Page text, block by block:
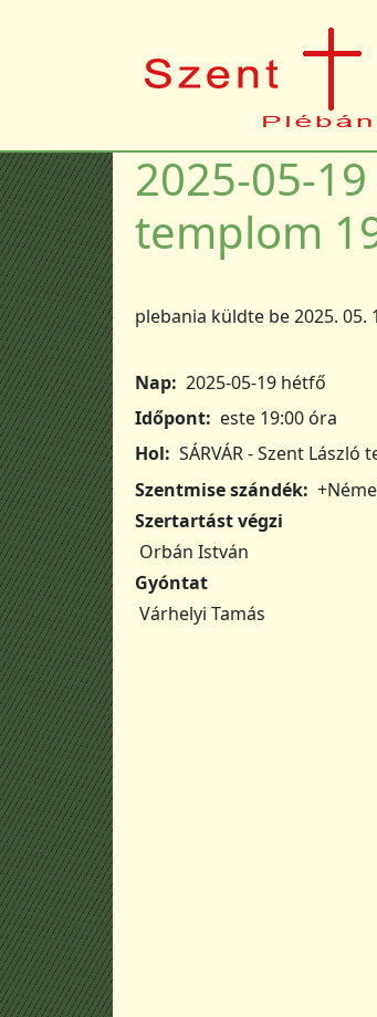
2025-05-19
templom
plebania küldte be2025. 05.
Nap 2025-05-19 hétfő
Időpont
este 19:00 óra
Hol
SÁRVÁR - Szent László
Szentmise szándék
Szertartást végzi
Orbán István
Gyóntat
Várhelyi Tamás